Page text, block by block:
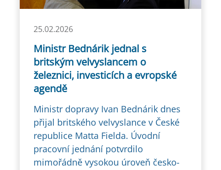
25.02.2026
Ministr Bednárik jednal s
britským velvyslancem o
železnici, investicích a evropské
agendě
Ministr dopravy Ivan Bednárik dnes
přijal britského velvyslance v České
republice Matta Fielda. Úvodní
pracovní jednání potvrdilo
mimořádně vysokou úroveň česko-